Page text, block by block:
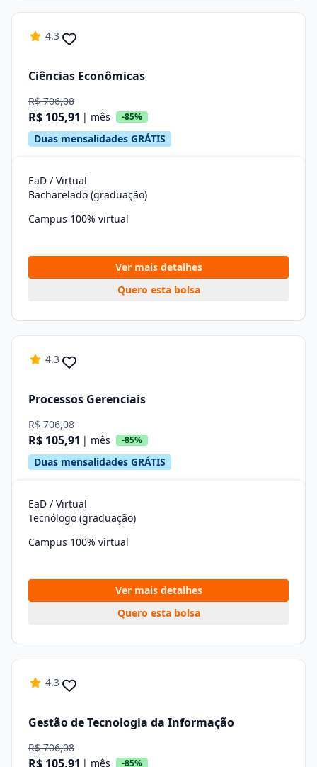
4.3
Ciências Econômicas
R$ 706,08
R$ 105,91 | mês -85%
Duas mensalidades GRÁTIS
EaD / Virtual
Bacharelado (graduação)
Campus 100% virtual
Ver mais detalhes
Quero esta bolsa
4.3
Processos Gerenciais
R$ 706,08
R$ 105,91 | mês -85%
Duas mensalidades GRÁTIS
EaD / Virtual
Tecnólogo (graduação)
Campus 100% virtual
Ver mais detalhes
Quero esta bolsa
4.3
Gestão de Tecnologia da Informação
R$ 706,08
R$ 105,91 | mês -85%